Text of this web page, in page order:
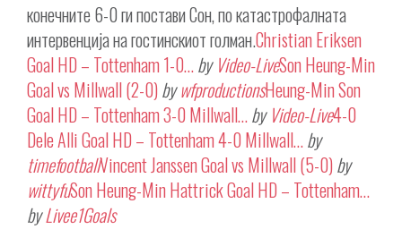
конечните 6-0 ги постави Сон, по катастрофалната
интервенција на гостинскиот голман.Christian Eriksen
Goal HD – Tottenham 1-0…by Video-LiveSon Heung-Min
Goal vs Millwall (2-0)bywfproductionsHeung-Min Son
Goal HD – Tottenham 3-0 Millwall…by Video-Live4-0
Dele Alli Goal HD – Tottenham 4-0 Millwall…by
timefootballVincent Janssen Goal vs Millwall (5-0)by
wittyfuSon Heung-Min Hattrick Goal HD – Tottenham…
byLivee1Goals